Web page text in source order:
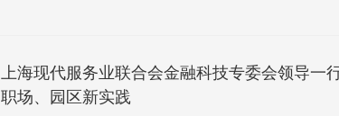
上海现代服务业联合会金融科技专委会领导一
职场、园区新实践